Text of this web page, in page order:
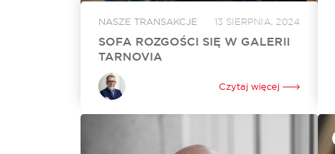
NASZE TRANSAKCJE 13 SIERPNIA, 2024
SOFA ROZGOŚCI SIĘ W GALERII
TARNOVIA
Kultowa tarnowska Sofa otworzy swoją drugą
kawiarnię w tym mieście. Już jesienią
planowane jest uruchomienie lokalu w Galerii
klimatyczne miejsce serwujące śniadania,
Czytaj więcej